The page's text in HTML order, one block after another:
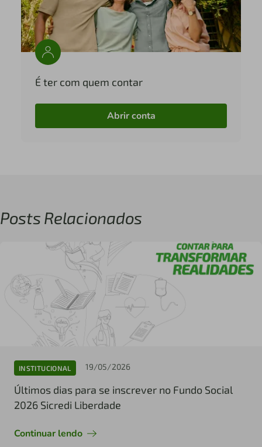
É ter com quem contar
Abrir conta
Posts Relacionados
INSTITUCIONAL 19/05/2026
Últimos dias para se inscrever no Fundo Social
2026 Sicredi Liberdade
Continuar lendo